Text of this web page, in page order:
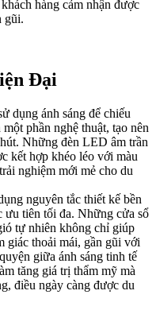
hàng cảm nhận được
gũi.
Đại
dụng ánh sáng để chiếu
phần nghệ thuật, tạo nên
Những đèn LED âm trần
kết hợp khéo léo với màu
nghiệm mới mẻ cho du
nguyên tắc thiết kế bền
ưu tiên tối đa. Những cửa sổ
tự nhiên không chỉ giúp
giác thoải mái, gần gũi với
giữa ánh sáng tinh tế
tăng giá trị thẩm mỹ mà
điều ngày càng được du